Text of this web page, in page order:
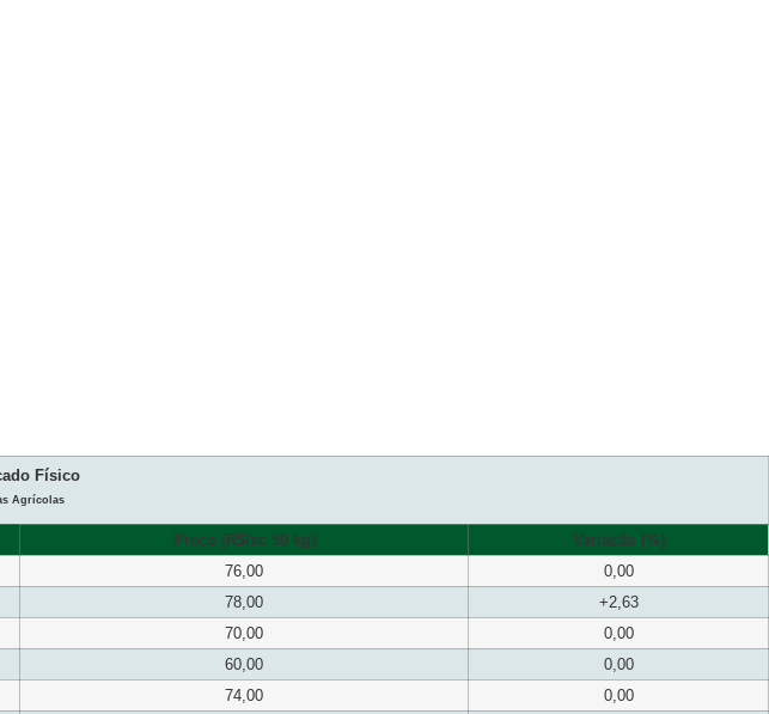
Físico
Agrícolas
Preço (R$/sc 50 kg)
Variação (%)
76,00
0,00
78,00
+2,63
70,00
0,00
60,00
0,00
74,00
0,00